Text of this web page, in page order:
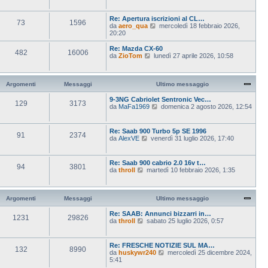
s
s
a
g
i
o
i
m
o
e
s
s
g
o
u
l
i
m
o
e
s
a
g
g
o
73 1596
Re: Apertura iscrizioni al CL…
da aero_qua
V
d
i
u
i
m
m
e
s
a
g
g
o
mercoledì 18 febbraio 2026,
20:20
482 16006
Re: Mazda CX-60
da ZioTom
V
i
l
t
i
e
s
a
g
g
lunedì 27 aprile 2026, 10:58
Argomenti Messaggi Ultimo messaggio
129 3173
9-3NG Cabriolet Sentronic Vec…
da MaFa1969
V
u
l
i
m
o
s
s
a
g
g
domenica 2 agosto 2026, 12:54
91 2374
Re: Saab 900 Turbo 5p SE 1996
da AlexVE
V
i
u
l
i
e
s
a
g
g
venerdì 31 luglio 2026, 17:40
94 3801
Re: Saab 900 cabrio 2.0 16v t…
da throll
V
i
l
t
e
s
martedì 10 febbraio 2026, 1:35
Argomenti Messaggi Ultimo messaggio
1231 29826
Re: SAAB: Annunci bizzarri in…
da throll
V
i
u
l
sabato 25 luglio 2026, 0:57
132 8990
Re: FRESCHE NOTIZIE SUL MA…
da huskywr240
Vmercoledì 25 dicembre 2024,
5:41